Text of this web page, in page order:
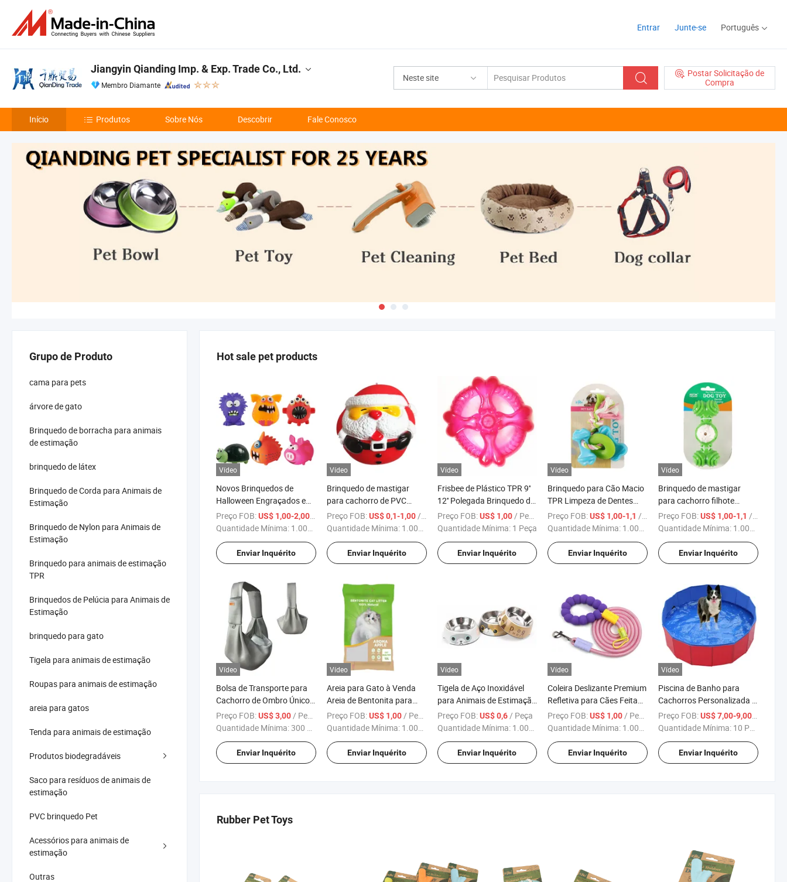
Entrar Junte-se Português
Neste site
Postar Solicitação de
Compra
Jiangyin Qianding Imp. & Exp. Trade Co., Ltd.
Membro Diamante
Início Produtos Sobre Nós Descobrir Fale Conosco
Hot sale pet products
Vídeo
Novos Brinquedos de
Halloween Engraçados em
PVC Vinil para Cães
Preço FOB:US$ 1,00-2,00
/ Peça
Quantidade Mínima: 1.000 Peças
Enviar Inquérito
Vídeo
Brinquedo de mastigar
para cachorro de PVC
vinílico, brinquedo de Natal
com apito
Preço FOB:US$ 0,1-1,00 / Peça
Quantidade Mínima: 1.000 Peças
Enviar Inquérito
Vídeo
Frisbee de Plástico TPR 9''
12'' Polegada Brinquedo de
Pneu
Preço FOB:US$ 1,00 / Peça
Quantidade Mínima: 1 Peça
Enviar Inquérito
Vídeo
Brinquedo para Cão Macio
TPR Limpeza de Dentes
Brinquedo de Mastigar
para Cães
Preço FOB:US$ 1,00-1,1 / Peça
Quantidade Mínima: 1.000 Peças
Enviar Inquérito
Vídeo
Brinquedo de mastigar
para cachorro filhote
durável e barulhento
Preço FOB:US$ 1,00-1,1 / Peça
Quantidade Mínima: 1.000 Peças
Enviar Inquérito
Vídeo
Bolsa de Transporte para
Cachorro de Ombro Único
para Verão
Preço FOB:US$ 3,00 / Peça
Quantidade Mínima:300 Peças
Enviar Inquérito
Vídeo
Areia para Gato à Venda
Areia de Bentonita para
Gato
Preço FOB:US$ 1,00 / Peça
Quantidade Mínima: 1.000 Peças
Enviar Inquérito
Vídeo
Tigela de Aço Inoxidável
para Animais de Estimação
com Base de Borracha
Preço FOB:US$ 0,6 / Peça
Quantidade Mínima: 1.000 Peças
Enviar Inquérito
Vídeo
Coleira Deslizante Premium
Refletiva para Cães Feita
de Corda de Escalada
Preço FOB:US$ 1,00 / Peça
Quantidade Mínima: 1.000 Peças
Enviar Inquérito
Vídeo
Piscina de Banho para
Cachorros Personalizada /
Piscina Infantil Dobrável
Preço FOB:US$ 7,00-9,00
Quantidade Mínima: 10 Peças
Enviar Inquérito
Rubber Pet Toys
Grupo de Produto
cama para pets
árvore de gato
Brinquedo de borracha para animais
de estimação
brinquedo de látex
Brinquedo de Corda para Animais de
Estimação
Brinquedo de Nylon para Animais de
Estimação
Brinquedo para animais de estimação
TPR
Brinquedos de Pelúcia para Animais de
Estimação
brinquedo para gato
Tigela para animais de estimação
Roupas para animais de estimação
areia para gatos
Tenda para animais de estimação
Produtos biodegradáveis
Saco para resíduos de animais de
estimação
PVC brinquedo Pet
Acessórios para animais de
estimação
Outras